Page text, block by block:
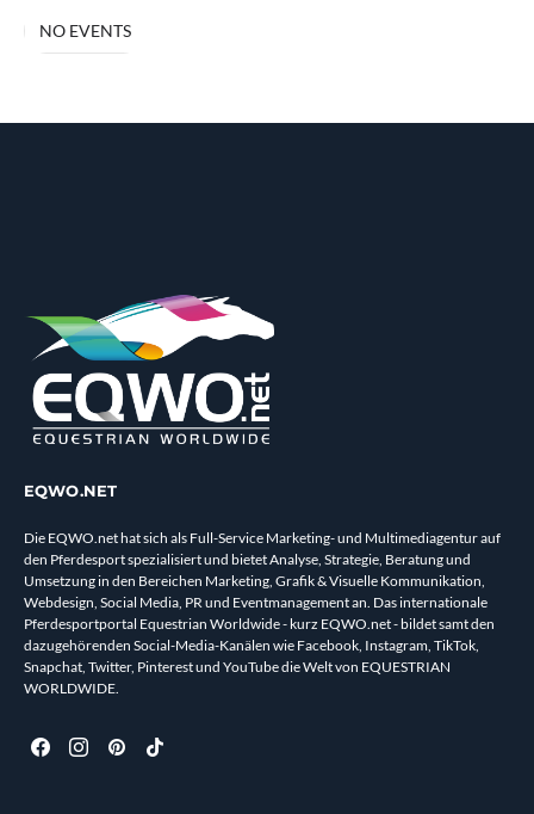
NO EVENTS
EQWO.NET
Die EQWO.net hat sich als Full-Service Marketing- und Multimediagentur auf
den Pferdesport spezialisiert und bietet Analyse, Strategie, Beratung und
Umsetzung in den Bereichen Marketing, Grafik & Visuelle Kommunikation,
Webdesign, Social Media, PR und Eventmanagement an. Das internationale
Pferdesportportal Equestrian Worldwide - kurz EQWO.net - bildet samt den
dazugehörenden Social-Media-Kanälen wie Facebook, Instagram, TikTok,
Snapchat, Twitter, Pinterest und YouTube die Welt von EQUESTRIAN
WORLDWIDE.